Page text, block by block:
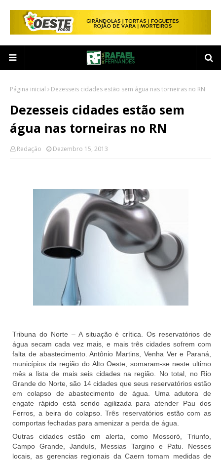
Página inicial Dezesseis cidades estão sem água nas torneiras no RN
Dezesseis cidades estão sem
água nas torneiras no RN
Redação Dezembro 15, 2013
Tribuna do Norte – A situação é crítica. Os reservatórios de
água secam cada vez mais, e mais três cidades sofrem com
falta de abastecimento. Antônio Martins, Venha Ver e Paraná,
municípios da região do Alto Oeste, somaram-se neste ultimo
mês a lista de mais seis cidades na região. No total, no Rio
Grande do Norte, são 14 cidades que seus reservatórios estão
em colapso de abastecimento de água. Uma adutora de
engate rápido está sendo agilizada para atender Pau dos
Ferros, a beira do colapso. Três reservatórios estão com as
comportas fechadas para amenizar a perda de água.
Outras cidades estão em alerta, como Mossoró, Triunfo,
Campo Grande, Janduís, Messias Targino e Patu. Nesses
locais, as gerencias regionais da Caern tomam medidas de